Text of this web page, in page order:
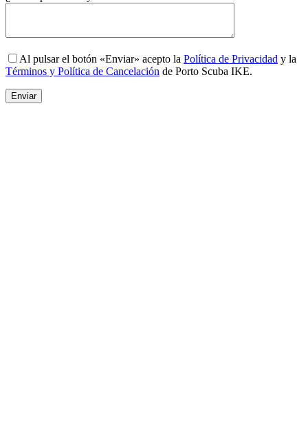
Al pulsar el botón «Enviar» acepto la Política de Privacidad y la
Términos y Política de Cancelación de Porto Scuba IKE.